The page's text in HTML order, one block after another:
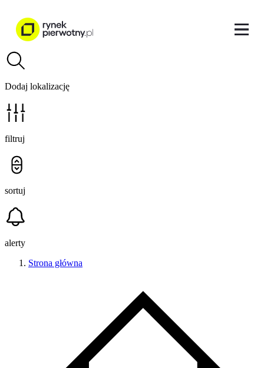
Dodaj lokalizację
filtruj
sortuj
alerty
Strona główna